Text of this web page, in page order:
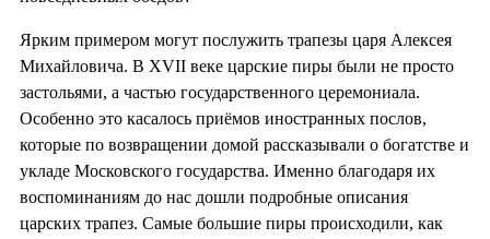
Ярким примером могут послужить трапезы царя Алексея
Михайловича. В XVII веке царские пиры были не просто
застольями, а частью государственного церемониала.
Особенно это касалось приёмов иностранных послов,
которые по возвращении домой рассказывали о богатстве и
укладе Московского государства. Именно благодаря их
воспоминаниям до нас дошли подробные описания
царских трапез. Самые большие пиры происходили, как